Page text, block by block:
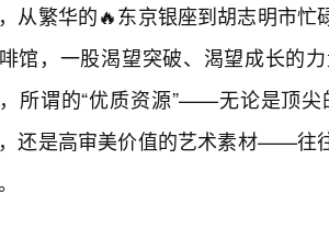
从繁华的🔥东京银座到胡志明市
馆，一股渴望突破、渴望成长的
所谓的“优质资源”——无论是顶
还是高审美价值的艺术素材——往